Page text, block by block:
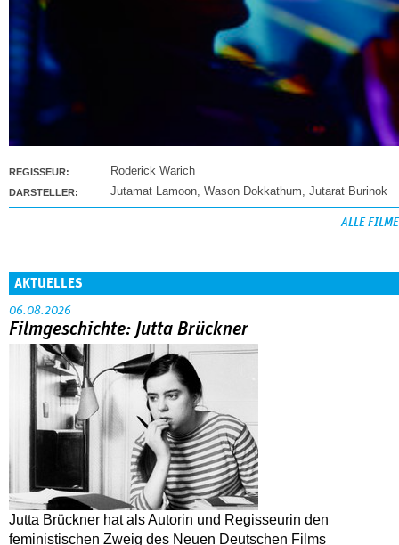
REGISSEUR: Roderick Warich
DARSTELLER: Jutamat Lamoon, Wason Dokkathum, Jutarat Burinok
ALLE FILME
AKTUELLES
06.08.2026
Filmgeschichte: Jutta Brückner
Jutta Brückner hat als Autorin und Regisseurin den
feministischen Zweig des Neuen Deutschen Films